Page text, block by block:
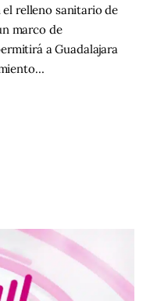
relleno sanitario de
marco de
a Guadalajara